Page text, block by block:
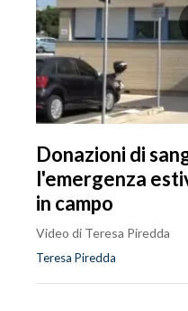
Donazioni di
l'emergenza
in campo
Video di Teresa Piredda
Teresa Piredda